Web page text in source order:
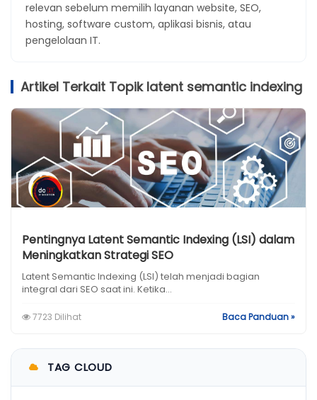
relevan sebelum memilih layanan website, SEO,
hosting, software custom, aplikasi bisnis, atau
pengelolaan IT.
Artikel Terkait Topik latent semantic indexing
Pentingnya Latent Semantic Indexing (LSI) dalam
Meningkatkan Strategi SEO
Latent Semantic Indexing (LSI) telah menjadi bagian
integral dari SEO saat ini. Ketika...
7723 Dilihat Baca Panduan »
TAG CLOUD